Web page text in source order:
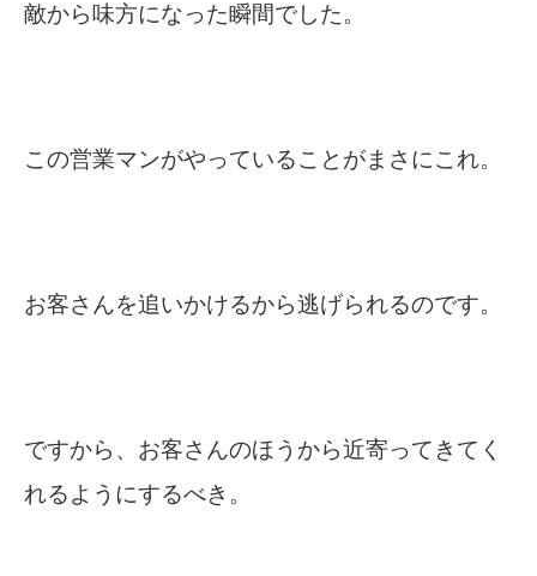
敵から味方になった瞬間でした。
この営業マンがやっていることがまさにこれ。
お客さんを追いかけるから逃げられるのです。
ですから、お客さんのほうから近寄ってきてく
れるようにするべき。